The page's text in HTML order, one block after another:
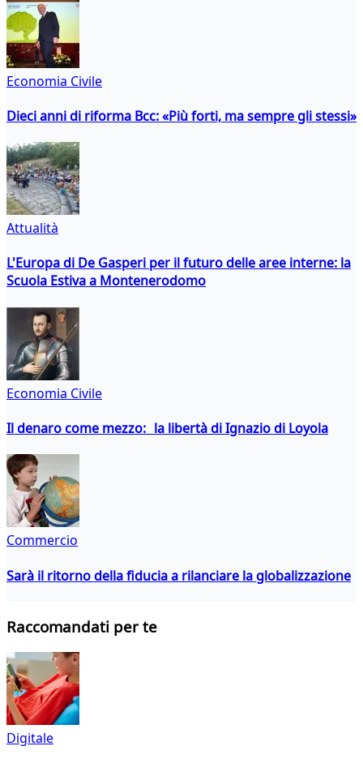
Economia Civile
Dieci anni di riforma Bcc: «Più forti, ma sempre gli stessi»
Attualità
L'Europa di De Gasperi per il futuro delle aree interne: la
Scuola Estiva a Montenerodomo
Economia Civile
Il denaro come mezzo: la libertà di Ignazio di Loyola
Commercio
Sarà il ritorno della fiducia a rilanciare la globalizzazione
Raccomandati per te
Digitale